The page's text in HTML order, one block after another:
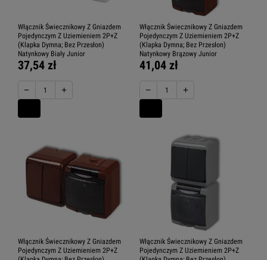
Włącznik Świecznikowy Z Gniazdem
Pojedynczym Z Uziemieniem 2P+Z
(Klapka Dymna; Bez Przesłon)
Natynkowy Biały Junior
37,54 zł
− +
Włącznik Świecznikowy Z Gniazdem
Pojedynczym Z Uziemieniem 2P+Z
(Klapka Dymna; Bez Przesłon)
Natynkowy Brązowy Junior
41,04 zł
− +
Włącznik Świecznikowy Z Gniazdem
Pojedynczym Z Uziemieniem 2P+Z
Włącznik Świecznikowy Z Gniazdem
Pojedynczym Z Uziemieniem 2P+Z